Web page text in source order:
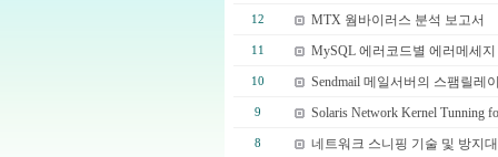
12 MTX 웜바이러스 분석 보고서
11 MySQL 에러코드별 에러메세
10 Sendmail 메일서버의 스팸릴레
9 Solaris Network Kernel Tunning
8 네트워크 스니핑 기술 및 방지